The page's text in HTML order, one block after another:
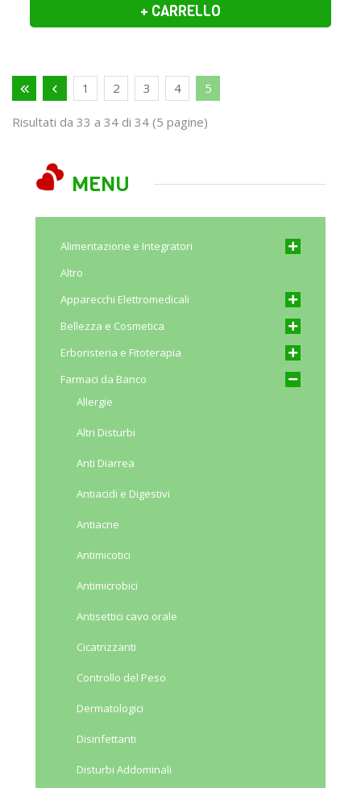
+ CARRELLO
1 2 3 4 5
Risultati da 33 a 34 di 34 (5 pagine)
MENU
Alimentazione e Integratori
Altro
Apparecchi Elettromedicali
Bellezza e Cosmetica
Erboristeria e Fitoterapia
Farmaci da Banco
Allergie
Altri Disturbi
Anti Diarrea
Antiacidi e Digestivi
Antiacne
Antimicotici
Antimicrobici
Antisettici cavo orale
Cicatrizzanti
Controllo del Peso
Dermatologici
Disinfettanti
Disturbi Addominali